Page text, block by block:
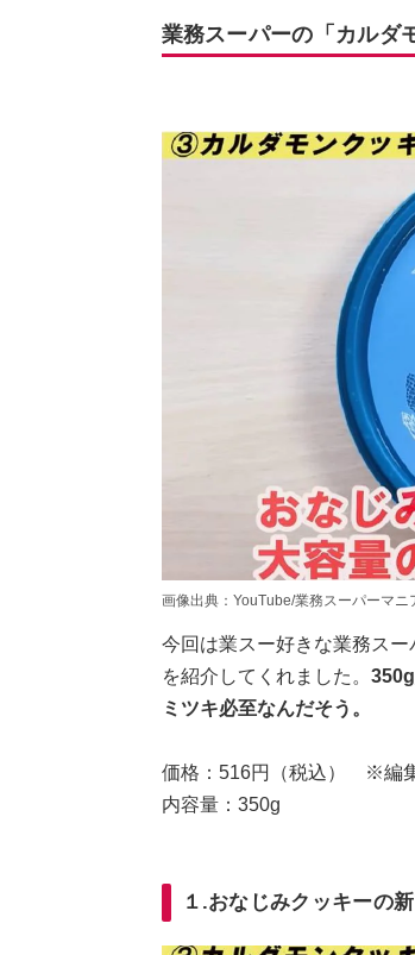
業務スーパーの「カルダ
画像出典：YouTube/業務スーパーマ
今回は業スー好きな業務スー
を紹介してくれました。
ミツキ必至なんだそう。
価格：516円（税込） ※編
内容量：350g
１.おなじみクッキーの